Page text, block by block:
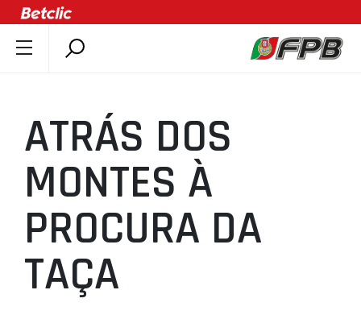
DOCUMENTOS
ÚLTIMAS
COMPETIÇÕES
ASSOCIAÇÕES
CLUBES
AGENTES
AGENDA
SELEÇÕES
ATRÁS DOS
MONTES À
PROCURA DA
TAÇA